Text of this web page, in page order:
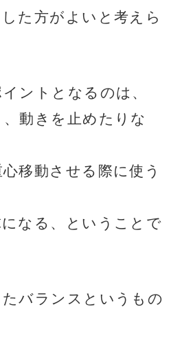
た方がよいと考えら
ントとなるのは、
動きを止めたりな
移動させる際に使う
なる、ということで
バランスというもの